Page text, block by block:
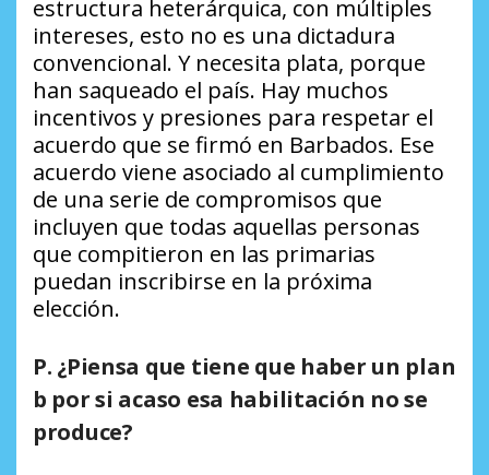
estructura heterárquica, con múltiples
intereses, esto no es una dictadura
convencional. Y necesita plata, porque
han saqueado el país. Hay muchos
incentivos y presiones para respetar el
acuerdo que se firmó en Barbados. Ese
acuerdo viene asociado al cumplimiento
de una serie de compromisos que
incluyen que todas aquellas personas
que compitieron en las primarias
puedan inscribirse en la próxima
elección.
P. ¿Piensa que tiene que haber un plan
b por si acaso esa habilitación no se
produce?